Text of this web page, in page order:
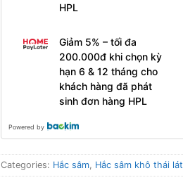
HPL
Giảm 5% – tối đa
200.000đ khi chọn kỳ
hạn 6 & 12 tháng cho
khách hàng đã phát
sinh đơn hàng HPL
Powered by
Categories: Hắc sâm Hắc sâm khô thái lát